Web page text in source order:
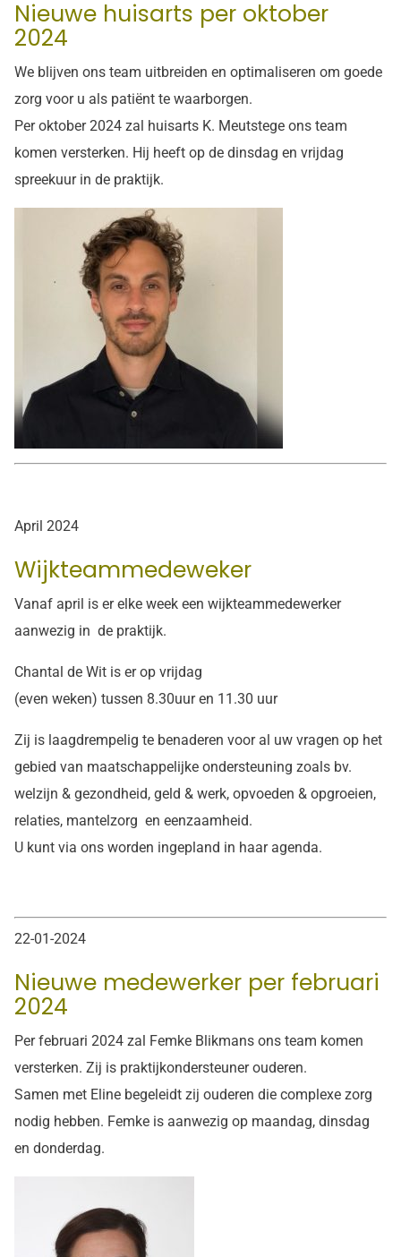
Nieuwe huisarts per oktober
2024
We blijven ons team uitbreiden en optimaliseren om goede
zorg voor u als patiënt te waarborgen.
Per oktober 2024 zal huisarts K. Meutstege ons team
komen versterken. Hij heeft op de dinsdag en vrijdag
spreekuur in de praktijk.
April 2024
Wijkteammedeweker
Vanaf april is er elke week een wijkteammedewerker
aanwezig in de praktijk.
Chantal de Wit is er op vrijdag
(even weken) tussen 8.30uur en 11.30 uur
Zij is laagdrempelig te benaderen voor al uw vragen op het
gebied van maatschappelijke ondersteuning zoals bv.
welzijn & gezondheid, geld & werk, opvoeden & opgroeien,
relaties, mantelzorg en eenzaamheid.
U kunt via ons worden ingepland in haar agenda.
22-01-2024
Nieuwe medewerker per februari
2024
Per februari 2024 zal Femke Blikmans ons team komen
versterken. Zij is praktijkondersteuner ouderen.
Samen met Eline begeleidt zij ouderen die complexe zorg
nodig hebben. Femke is aanwezig op maandag, dinsdag
en donderdag.